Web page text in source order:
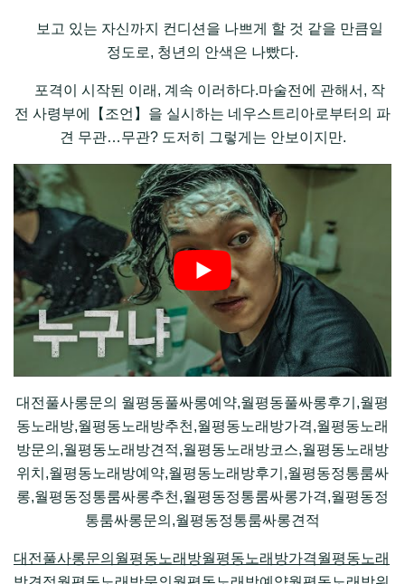
보고 있는 자신까지 컨디션을 나쁘게 할 것 같을 만큼일
정도로, 청년의 안색은 나빴다.
포격이 시작된 이래, 계속 이러하다.마술전에 관해서, 작
전 사령부에【조언】을 실시하는 네우스트리아로부터의 파
견 무관…무관? 도저히 그렇게는 안보이지만.
대전풀사롱문의 월평동풀싸롱예약,월평동풀싸롱후기,월평
동노래방,월평동노래방추천,월평동노래방가격,월평동노래
방문의,월평동노래방견적,월평동노래방코스,월평동노래방
위치,월평동노래방예약,월평동노래방후기,월평동정통룸싸
롱,월평동정통룸싸롱추천,월평동정통룸싸롱가격,월평동정
통룸싸롱문의,월평동정통룸싸롱견적
대전풀사롱문의 월평동노래방월평동노래방가격월평동노래